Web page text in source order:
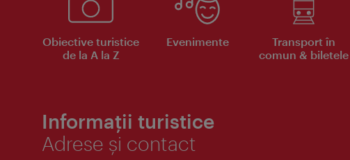
Obiective turistice
de la A la Z
Evenimente
Transport în
comun & biletele
Informații turistice
Adrese și contact